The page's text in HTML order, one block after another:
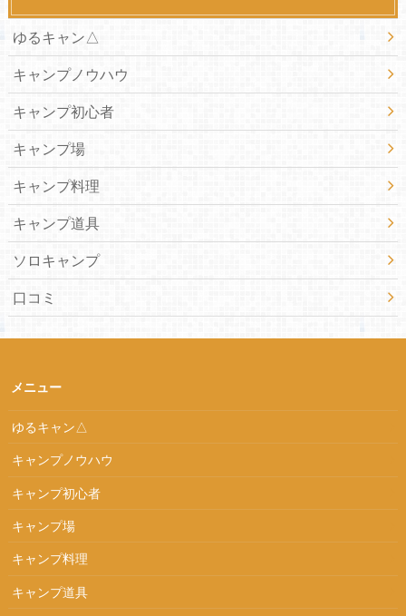
ゆるキャン△
キャンプノウハウ
キャンプ初心者
キャンプ場
キャンプ料理
キャンプ道具
ソロキャンプ
口コミ
メニュー
ゆるキャン△
キャンプノウハウ
キャンプ初心者
キャンプ場
キャンプ料理
キャンプ道具